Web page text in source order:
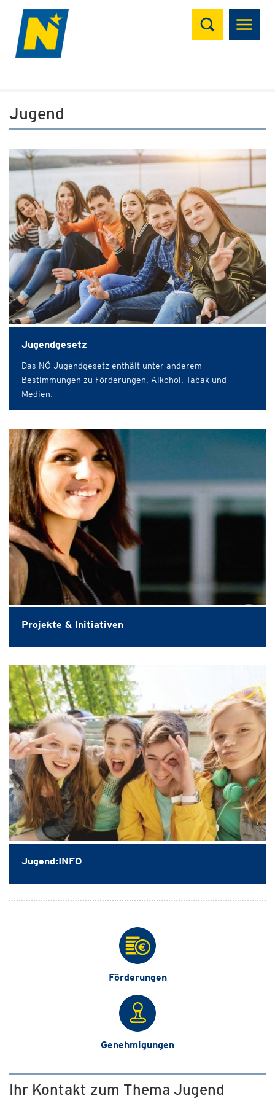
Suchen
Jugend
Jugendgesetz
Das NÖ Jugendgesetz enthält unter anderem
Bestimmungen zu Förderungen, Alkohol, Tabak und
Medien.
Projekte & Initiativen
Jugend:INFO
Förderungen
Genehmigungen
Ihr Kontakt zum Thema Jugend